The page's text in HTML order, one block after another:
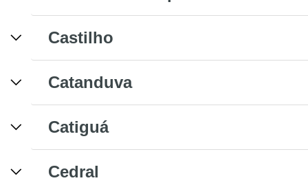
Castilho
Catanduva
Catiguá
Cedral